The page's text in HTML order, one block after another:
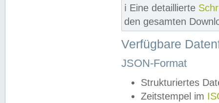
ℹ️ Eine detaillierte
den gesamten
Verfügbare
JSON-Format
Strukturiertes
Zeitstempel im